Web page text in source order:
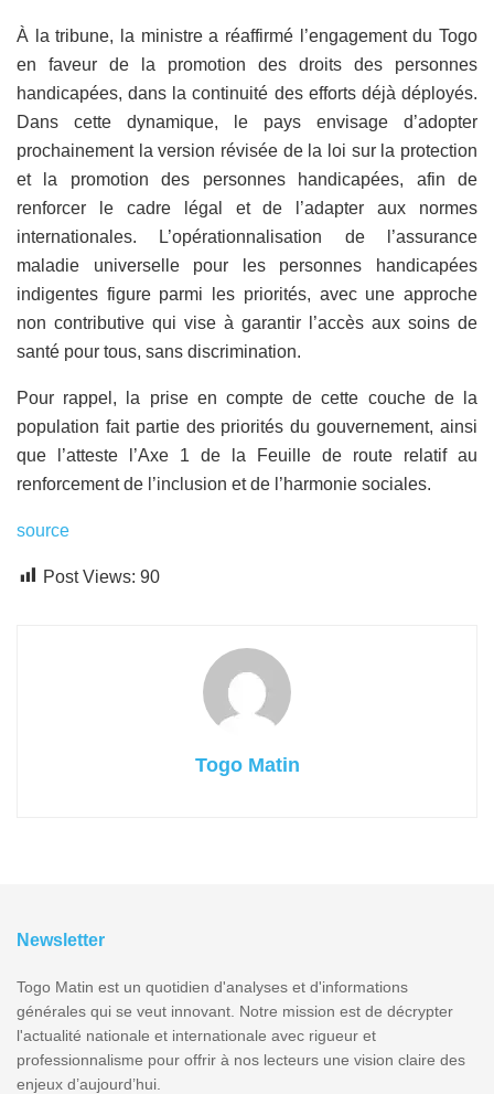
À la tribune, la ministre a réaffirmé l’engagement du Togo
en faveur de la promotion des droits des personnes
handicapées, dans la continuité des efforts déjà déployés.
Dans cette dynamique, le pays envisage d’adopter
prochainement la version révisée de la loi sur la protection
et la promotion des personnes handicapées, afin de
renforcer le cadre légal et de l’adapter aux normes
internationales. L’opérationnalisation de l’assurance
maladie universelle pour les personnes handicapées
indigentes figure parmi les priorités, avec une approche
non contributive qui vise à garantir l’accès aux soins de
santé pour tous, sans discrimination.
Pour rappel, la prise en compte de cette couche de la
population fait partie des priorités du gouvernement, ainsi
que l’atteste l’Axe 1 de la Feuille de route relatif au
renforcement de l’inclusion et de l’harmonie sociales.
source
Post Views: 90
Togo Matin
Newsletter
Togo Matin est un quotidien d'analyses et d'informations
générales qui se veut innovant. Notre mission est de décrypter
l'actualité nationale et internationale avec rigueur et
professionnalisme pour offrir à nos lecteurs une vision claire des
enjeux d’aujourd’hui.